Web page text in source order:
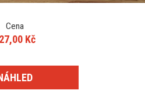
Cena
Kč